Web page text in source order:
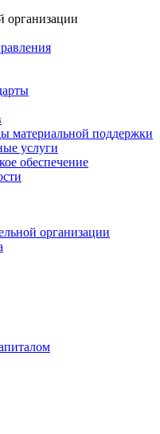
организации
материальной поддержки
услуги
обеспечение
организации